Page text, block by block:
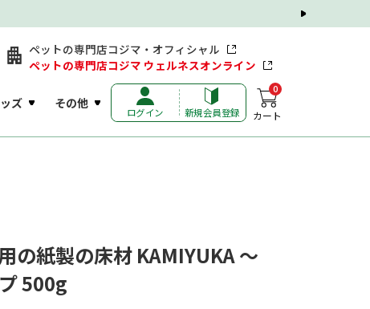
ペットの専門店コジマ・オフィシャル
ペットの専門店コジマ ウェルネスオンライン
ズ その他
ログイン 新規会員登録
0
カート
の紙製の床材 KAMIYUKA ～
500g